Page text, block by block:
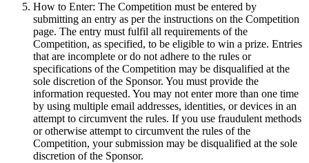
How to Enter: The Competition must be entered by
submitting an entry as per the instructions on the Competition
page. The entry must fulfil all requirements of the
Competition, as specified, to be eligible to win a prize. Entries
that are incomplete or do not adhere to the rules or
specifications of the Competition may be disqualified at the
sole discretion of the Sponsor. You must provide the
information requested. You may not enter more than one time
by using multiple email addresses, identities, or devices in an
attempt to circumvent the rules. If you use fraudulent methods
or otherwise attempt to circumvent the rules of the
Competition, your submission may be disqualified at the sole
discretion of the Sponsor.